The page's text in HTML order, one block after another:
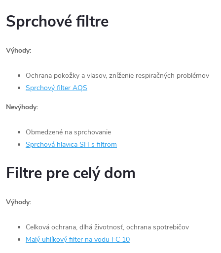
Sprchové filtre
Výhody:
Ochrana pokožky a vlasov, zníženie respiračných problémov
Sprchový filter AQS
Nevýhody:
Obmedzené na sprchovanie
Sprchová hlavica SH s filtrom
Filtre pre celý dom
Výhody:
Celková ochrana, dlhá životnosť, ochrana spotrebičov
Malý uhlíkový filter na vodu FC 10